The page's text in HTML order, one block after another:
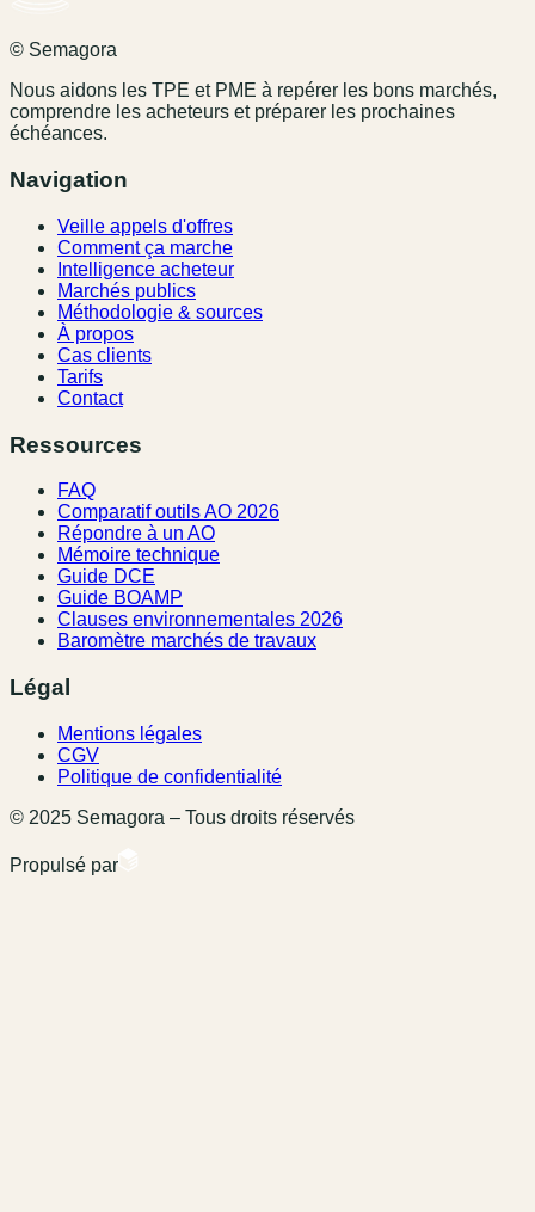
© Semagora
Nous aidons les TPE et PME à repérer les bons marchés,
comprendre les acheteurs et préparer les prochaines
échéances.
Navigation
Veille appels d'offres
Comment ça marche
Intelligence acheteur
Marchés publics
Méthodologie & sources
À propos
Cas clients
Tarifs
Contact
Ressources
FAQ
Comparatif outils AO 2026
Répondre à un AO
Mémoire technique
Guide DCE
Guide BOAMP
Clauses environnementales 2026
Baromètre marchés de travaux
Légal
Mentions légales
CGV
Politique de confidentialité
© 2025 Semagora – Tous droits réservés
Propulsé par